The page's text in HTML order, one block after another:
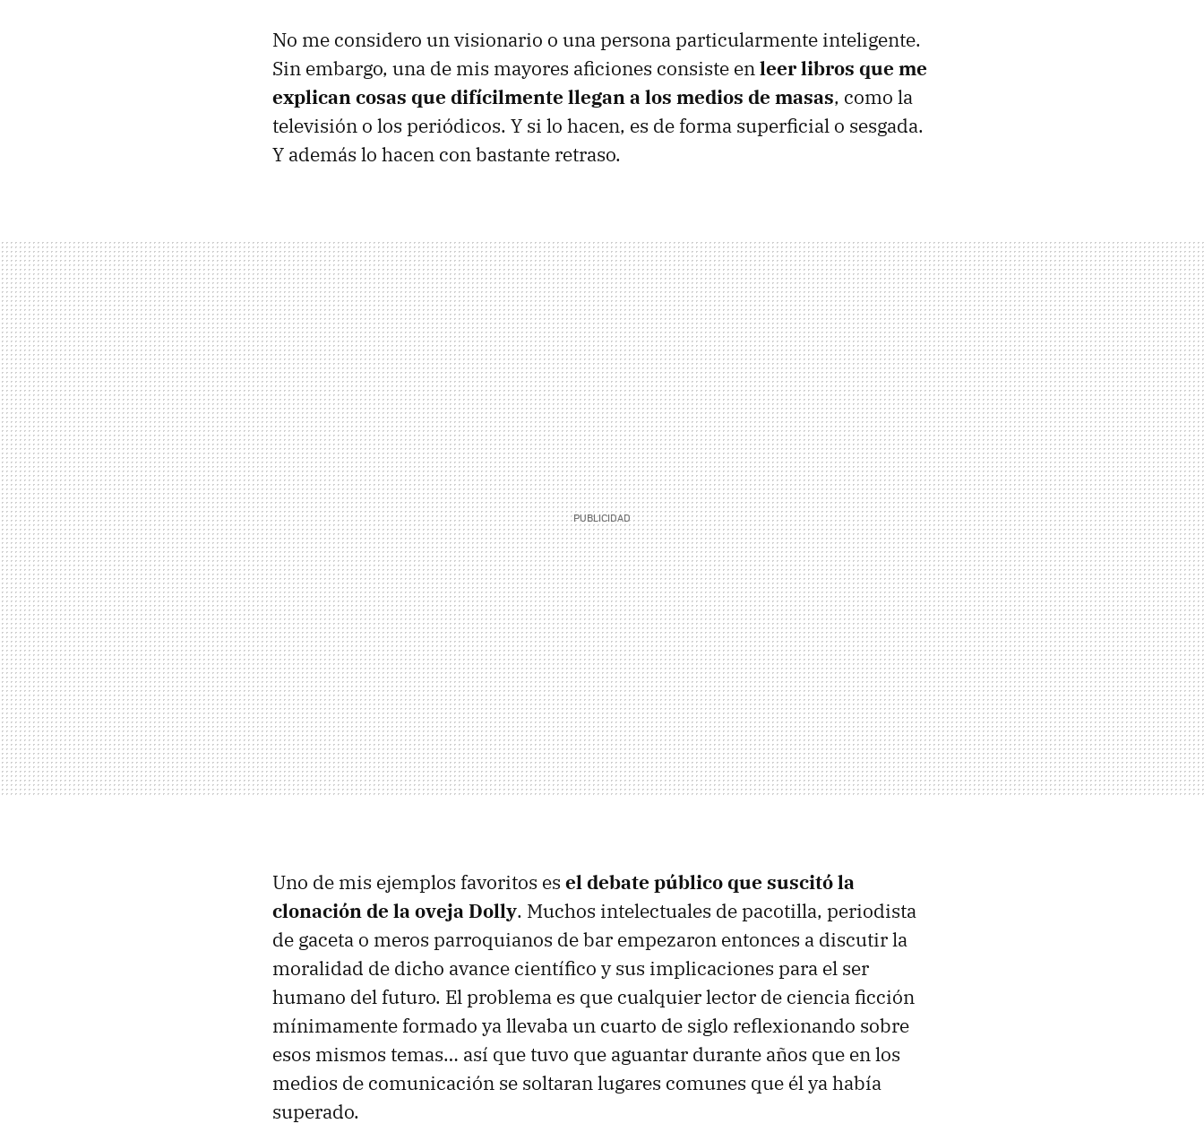
No me considero un visionario o una persona particularmente inteligente.
Sin embargo, una de mis mayores aficiones consiste enleer libros que me
explican cosas que difícilmente llegan a los medios de masas, como la
televisión o los periódicos. Y si lo hacen, es de forma superficial o sesgada.
Y además lo hacen con bastante retraso.
Uno de mis ejemplos favoritos es el debate público que suscitó la
clonación de la oveja Dolly. Muchos intelectuales de pacotilla, periodista
de gaceta o meros parroquianos de bar empezaron entonces a discutir la
moralidad de dicho avance científico y sus implicaciones para el ser
humano del futuro. El problema es que cualquier lector de ciencia ficción
mínimamente formado ya llevaba un cuarto de siglo reflexionando sobre
esos mismos temas… así que tuvo que aguantar durante años que en los
medios de comunicación se soltaran lugares comunes que él ya había
superado.